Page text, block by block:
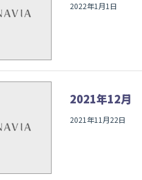
2022年1月1日
2021年12月
2021年11月22日